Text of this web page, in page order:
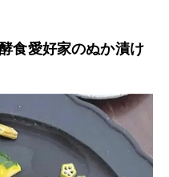
食愛好家のぬか漬け